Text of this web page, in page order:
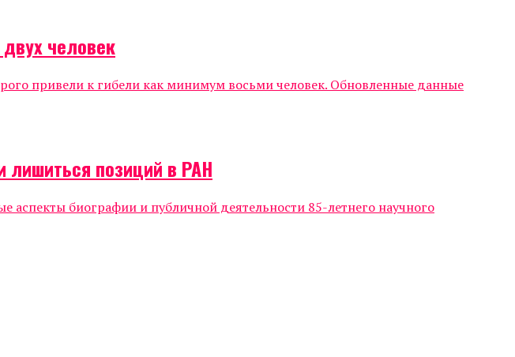
человек
привели к гибели как минимум восьми человек. Обновленные данные
лишиться позиций в РАН
аспекты биографии и публичной деятельности 85-летнего научного